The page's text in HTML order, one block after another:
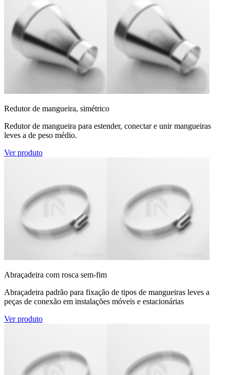
Redutor de mangueira, simétrico
Redutor de mangueira para estender, conectar e unir mangueiras
leves a de peso médio.
Ver produto
Abraçadeira com rosca sem-fim
Abraçadeira padrão para fixação de tipos de mangueiras leves a
peças de conexão em instalações móveis e estacionárias
Ver produto